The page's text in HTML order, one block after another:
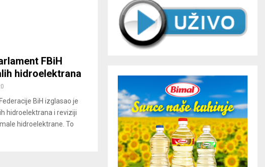
FBiH
hidroelektrana
BiH izglasao je
hidroelektrana i reviziji
hidroelektrane. To